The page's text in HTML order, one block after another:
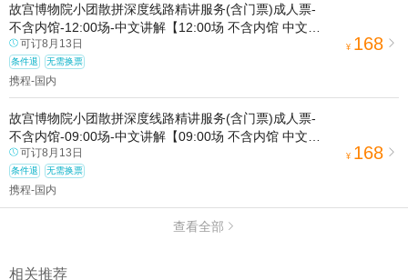
故宫博物院小团散拼深度线路精讲服务(含门票)成人票-
不含内馆-12:00场-中文讲解【12:00场 不含内馆 中文讲
解】可订8月13日
条件退 无需换票
携程-国内
¥ 168 
故宫博物院小团散拼深度线路精讲服务(含门票)成人票-
不含内馆-09:00场-中文讲解【09:00场 不含内馆 中文讲
解】可订8月13日
条件退 无需换票
携程-国内
¥ 168 
查看全部 
相关推荐